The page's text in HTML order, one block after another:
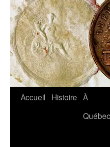
Accueil Histoire À
Québec